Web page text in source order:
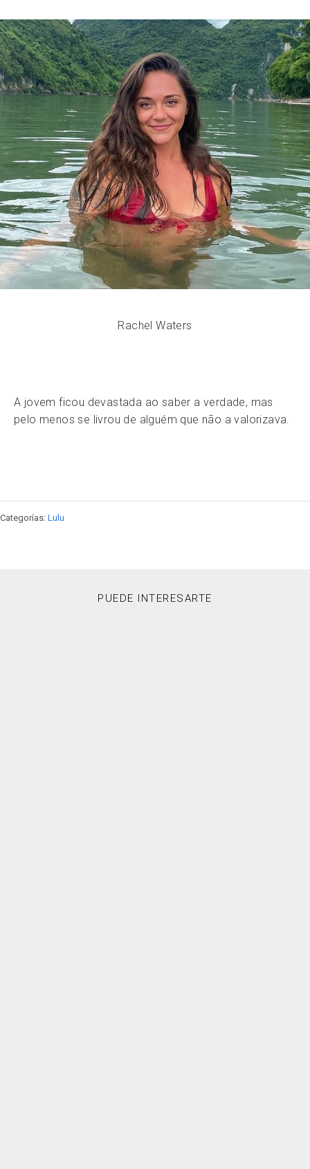
Rachel Waters
A jovem ficou devastada ao saber a verdade, mas
pelo menos se livrou de alguém que não a valorizava.
Categorías: Lulu
PUEDE INTERESARTE